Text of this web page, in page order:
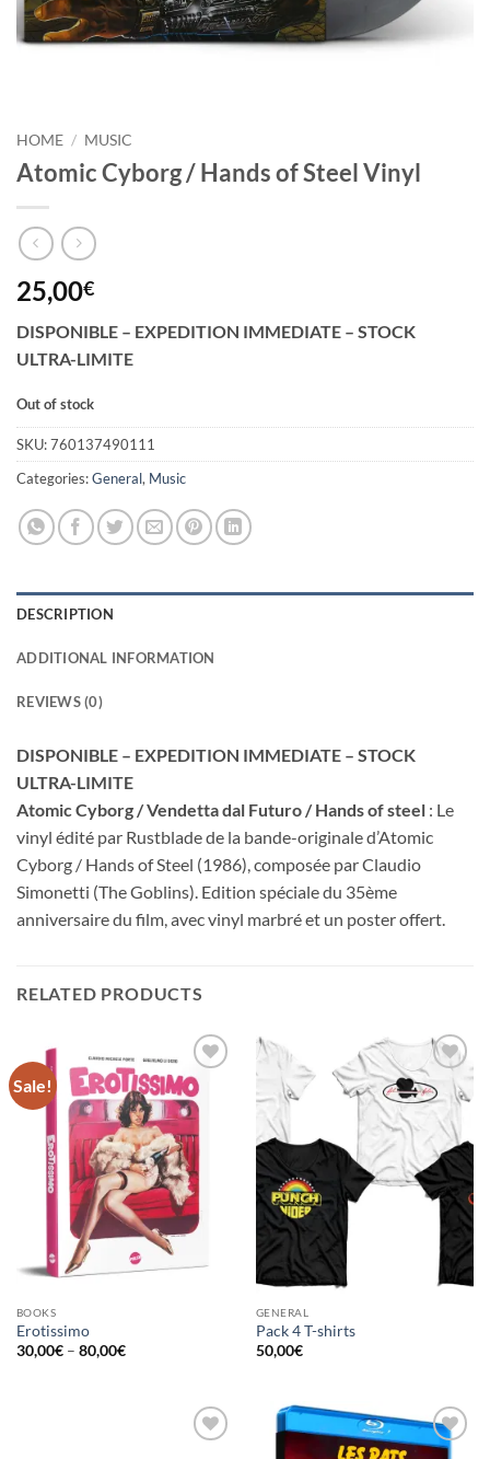
HOME / MUSIC
Atomic Cyborg / Hands of Steel Vinyl
25,00€
DISPONIBLE – EXPEDITION IMMEDIATE – STOCK
ULTRA-LIMITE
Out of stock
SKU:760137490111
Categories:General, Music
DESCRIPTION
ADDITIONAL INFORMATION
REVIEWS (0)
DISPONIBLE – EXPEDITION IMMEDIATE – STOCK
ULTRA-LIMITE
Atomic Cyborg / Vendetta dal Futuro / Hands of steel : Le
vinyl édité par Rustblade de la bande-originale d’Atomic
Cyborg / Hands of Steel (1986), composée par Claudio
Simonetti (The Goblins). Edition spéciale du 35ème
anniversaire du film, avec vinyl marbré et un poster offert.
RELATED PRODUCTS
Sale!
Ajouter
à la
wishlist
BOOKS
Erotissimo
30,00€ – 80,00€Price
Ajouter
à la
GENERAL
Pack 4 T-shirts
50,00€